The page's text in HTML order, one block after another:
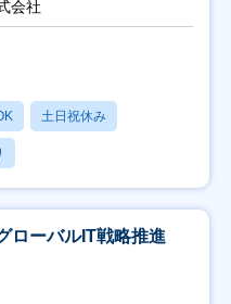
会社
土日祝休み
ローバルIT戦略推進